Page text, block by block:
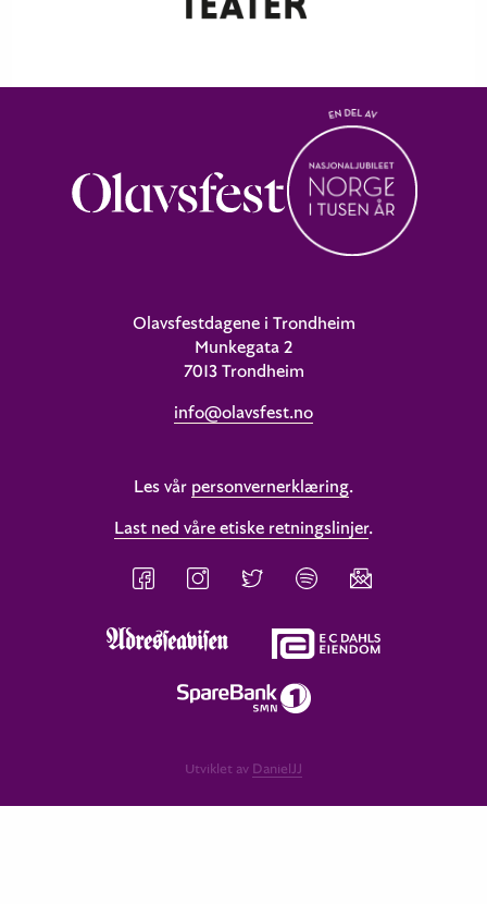
Olavsfestdagene i Trondheim
Munkegata 2
7013 Trondheim
info@olavsfest.no
Les vår personvernerklæring.
Last ned våre etiske retningslinjer.
Utviklet av DanielJJ